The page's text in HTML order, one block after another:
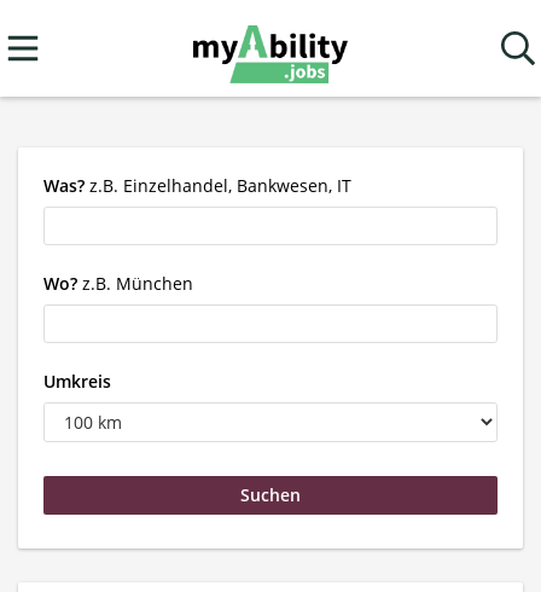
Was? z.B. Einzelhandel, Bankwesen, IT
Wo? z.B. München
Umkreis